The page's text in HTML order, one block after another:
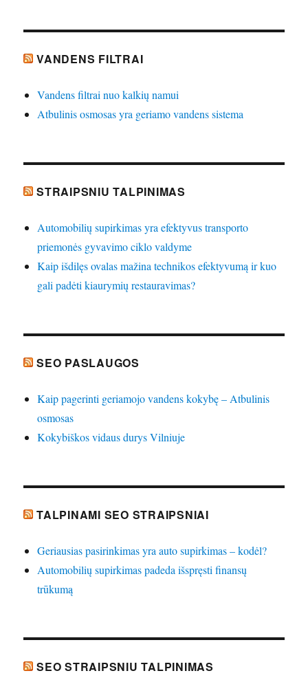
VANDENS FILTRAI
Vandens filtrai nuo kalkių namui
Atbulinis osmosas yra geriamo vandens sistema
STRAIPSNIU TALPINIMAS
Automobilių supirkimas yra efektyvus transporto
priemonės gyvavimo ciklo valdyme
Kaip išdilęs ovalas mažina technikos efektyvumą ir kuo
gali padėti kiaurymių restauravimas?
SEO PASLAUGOS
Kaip pagerinti geriamojo vandens kokybę – Atbulinis
osmosas
Kokybiškos vidaus durys Vilniuje
TALPINAMI SEO STRAIPSNIAI
Geriausias pasirinkimas yra auto supirkimas – kodėl?
Automobilių supirkimas padeda išspręsti finansų
trūkumą
SEO STRAIPSNIU TALPINIMAS